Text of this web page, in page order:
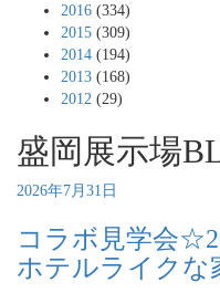
2016 (334)
2015 (309)
2014 (194)
2013 (168)
2012 (29)
盛岡展示場
2026年7月31日
コラボ見学会
ホテルライク